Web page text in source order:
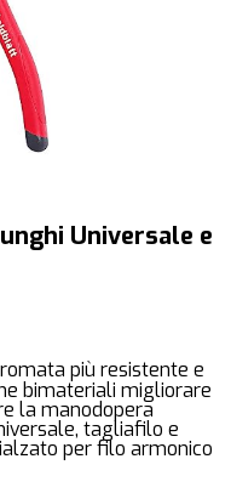
Universale e
più resistente e
bimateriali migliorare
la manodopera
tagliafilo e
per filo armonico